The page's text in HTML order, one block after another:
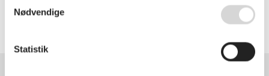
Alle
Nødvendige
Statistik